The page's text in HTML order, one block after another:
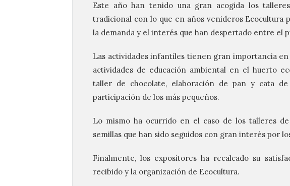
Este año han tenido una gran acogida los
tradicional con lo que en años venideros Ecocultura
la demanda y el interés que han despertado entre el
Las actividades infantiles tienen gran importancia en
actividades de educación ambiental en el huerto
taller de chocolate, elaboración de pan y cata
participación de los más pequeños.
Lo mismo ha ocurrido en el caso de los talleres
semillas que han sido seguidos con gran interés por
Finalmente, los expositores ha recalcado su
recibido y la organización de Ecocultura.